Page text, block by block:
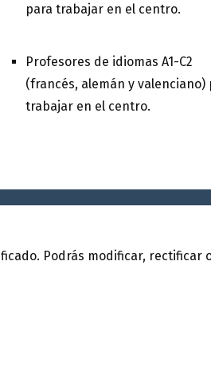
para trabajar en el centro.
Profesores de idiomas A1-C2
(francés, alemán y valenciano)
trabajar en el centro.
Podrás modificar, rectificar